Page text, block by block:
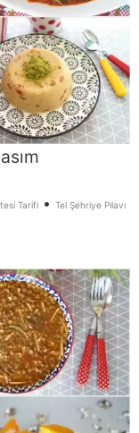
Tarifi • Tel Şehriye Pilavı